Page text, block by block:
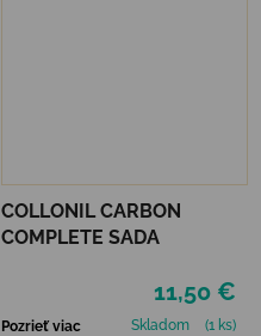
COLLONIL CARBON
COMPLETE SADA
11,50 €
Pozrieť viac Skladom (1 ks)